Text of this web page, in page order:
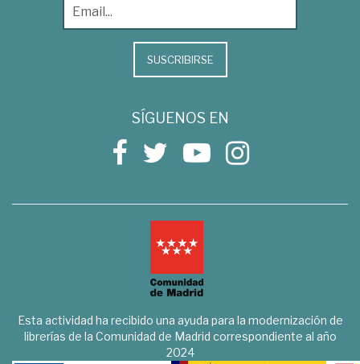
SUSCRIBIRSE
SÍGUENOS EN
Esta actividad ha recibido una ayuda para la modernización de
librerías de la Comunidad de Madrid correspondiente al año
2024